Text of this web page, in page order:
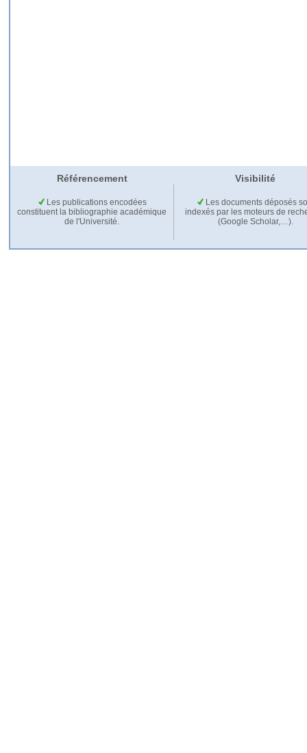
Référencement Visibilité
Les publications encodées
constituent la bibliographie académique
de l'Université.
Les documents déposés
indexés par les moteurs de
(Google Scholar,…).